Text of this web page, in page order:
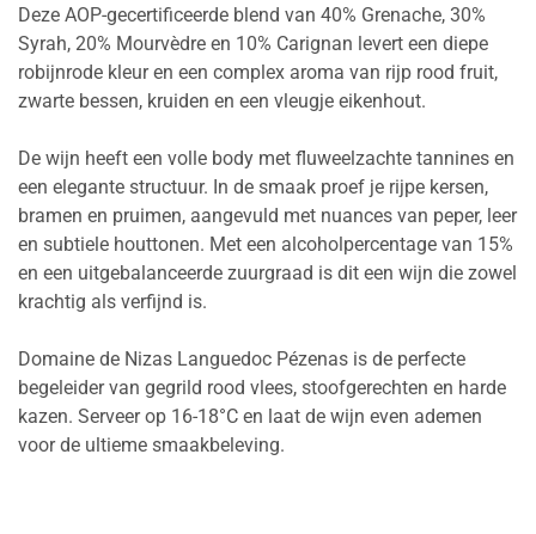
Deze AOP-gecertificeerde blend van 40% Grenache, 30%
Syrah, 20% Mourvèdre en 10% Carignan levert een diepe
robijnrode kleur en een complex aroma van rijp rood fruit,
zwarte bessen, kruiden en een vleugje eikenhout.
De wijn heeft een volle body met fluweelzachte tannines en
een elegante structuur. In de smaak proef je rijpe kersen,
bramen en pruimen, aangevuld met nuances van peper, leer
en subtiele houttonen. Met een alcoholpercentage van 15%
en een uitgebalanceerde zuurgraad is dit een wijn die zowel
krachtig als verfijnd is.
Domaine de Nizas Languedoc Pézenas is de perfecte
begeleider van gegrild rood vlees, stoofgerechten en harde
kazen. Serveer op 16-18°C en laat de wijn even ademen
voor de ultieme smaakbeleving.